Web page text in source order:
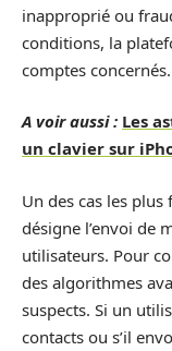
inapproprié ou
conditions, la
comptes concernés.
A voir aussi : Les
un clavier sur
Un des cas les plus
désigne l’envoi de
utilisateurs. Pour
des algorithmes
suspects. Si un
contacts ou s’il